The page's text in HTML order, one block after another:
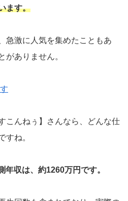
ます。
急激に人気を集めたこともあ
がありません。
こんねぅ】さんなら、どんな仕
すね。
収は、約1260万円です。